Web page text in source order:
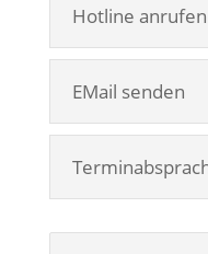
Hotline anrufen
EMail senden